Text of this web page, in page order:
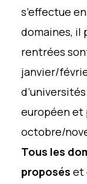
s’effectue
domaines, il
rentrées
janvier/
européen et
octobre/
Tous les
proposés et